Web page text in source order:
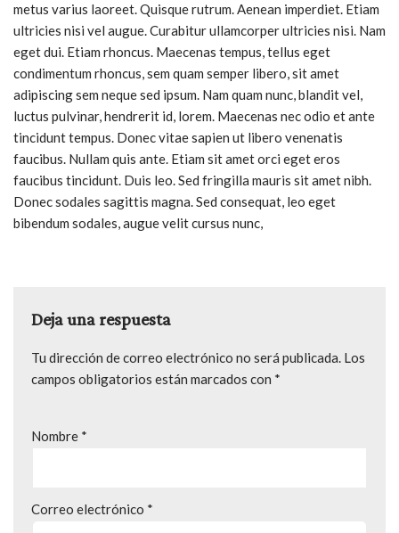
metus varius laoreet. Quisque rutrum. Aenean imperdiet. Etiam
ultricies nisi vel augue. Curabitur ullamcorper ultricies nisi. Nam
eget dui. Etiam rhoncus. Maecenas tempus, tellus eget
condimentum rhoncus, sem quam semper libero, sit amet
adipiscing sem neque sed ipsum. Nam quam nunc, blandit vel,
luctus pulvinar, hendrerit id, lorem. Maecenas nec odio et ante
tincidunt tempus. Donec vitae sapien ut libero venenatis
faucibus. Nullam quis ante. Etiam sit amet orci eget eros
faucibus tincidunt. Duis leo. Sed fringilla mauris sit amet nibh.
Donec sodales sagittis magna. Sed consequat, leo eget
bibendum sodales, augue velit cursus nunc,
Deja una respuesta
Tu dirección de correo electrónico no será publicada. Los
campos obligatorios están marcados con *
Nombre *
Correo electrónico *